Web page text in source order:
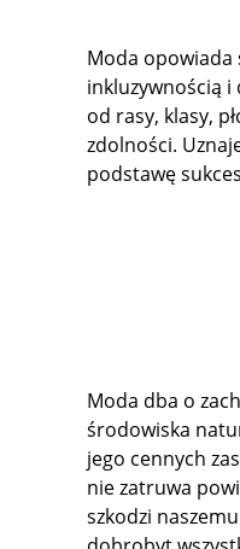
Moda opowiada
inkluzywnością i
od rasy, klasy,
zdolności.
podstawę
Moda dba o
środowiska
jego cennych
nie zatruwa
szkodzi